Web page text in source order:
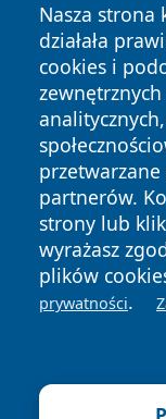
Nasza strona
działała
cookies i
partnerów.
strony lub
wyrażasz
plików
prywatności.
Copyright © 2026
zastrzeżone.
News Autorzy